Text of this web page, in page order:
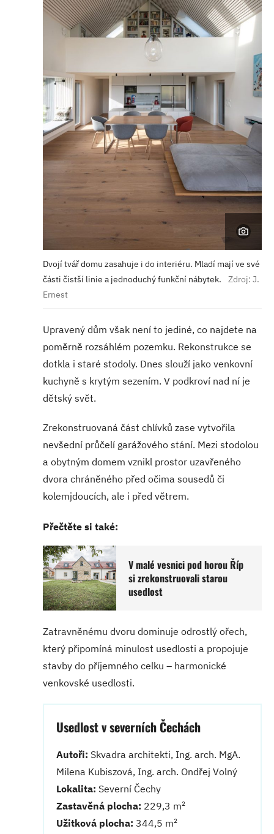
Dvojí tvář domu zasahuje i do interiéru. Mladí mají ve své
části čistší linie a jednoduchý funkční nábytek.
Zdroj: J.
Ernest
Upravený dům však není to jediné, co najdete na
poměrně rozsáhlém pozemku. Rekonstrukce se
dotkla i staré stodoly. Dnes slouží jako venkovní
kuchyně s krytým sezením. V podkroví nad ní je
dětský svět.
Zrekonstruovaná část chlívků zase vytvořila
nevšední průčelí garážového stání. Mezi stodolou
a obytným domem vznikl prostor uzavřeného
dvora chráněného před očima sousedů či
kolemjdoucích, ale i před větrem.
Přečtěte si také:
V malé vesnici pod horou Říp
si zrekonstruovali starou
usedlost
Zatravněnému dvoru dominuje odrostlý ořech,
který připomíná minulost usedlosti a propojuje
stavby do příjemného celku – harmonické
venkovské usedlosti.
Usedlost v severních Čechách
Autoři: Skvadra architekti, Ing. arch. MgA.
Milena Kubiszová, Ing. arch. Ondřej Volný
Lokalita: Severní Čechy
Zastavěná plocha: 229,3 m2
Užitková plocha: 344,5 m2